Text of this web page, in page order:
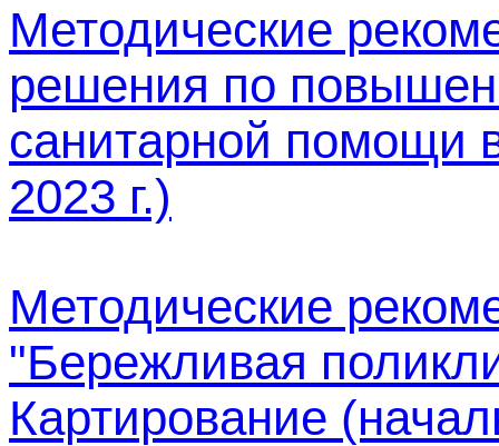
Методические
решения по
санитарной помощи
2023 г.)
Методические
"Бережливая
Картирование